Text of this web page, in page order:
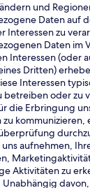
und
Daten auf
Interessen zu
Daten im
Interessen (oder
Dritten)
Interessen
betreiben oder zu
die Erbringung
kommunizieren,
aufnehmen,
Aktivitäten zu